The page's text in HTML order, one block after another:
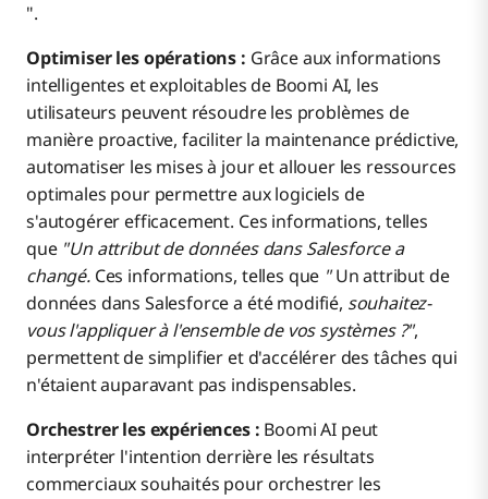
".
Optimiser les opérations : Grâce aux informations
intelligentes et exploitables de Boomi AI, les
utilisateurs peuvent résoudre les problèmes de
manière proactive, faciliter la maintenance prédictive,
automatiser les mises à jour et allouer les ressources
optimales pour permettre aux logiciels de
s'autogérer efficacement. Ces informations, telles
que "Un attribut de données dans Salesforce a
changé.Ces informations, telles que "Un attribut de
données dans Salesforce a été modifié, souhaitez-
vous l'appliquer à l'ensemble de vos systèmes ?",
permettent de simplifier et d'accélérer des tâches qui
n'étaient auparavant pas indispensables.
Orchestrer les expériences : Boomi AI peut
interpréter l'intention derrière les résultats
commerciaux souhaités pour orchestrer les